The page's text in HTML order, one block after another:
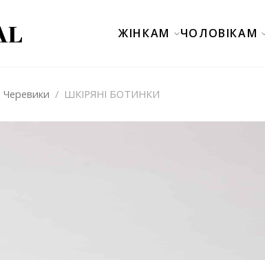
ЖІНКАМ ЧОЛОВІКАМ
Черевики / ШКІРЯНІ БОТИНКИ